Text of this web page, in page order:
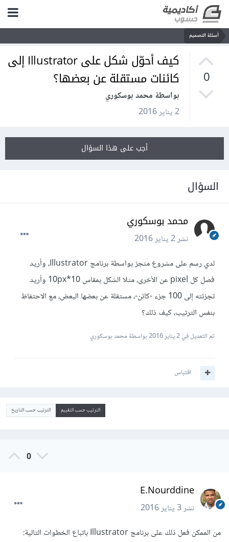
أسئلة التصميم
0
كيف أحوّل شكل على Illustrator إلى
كائنات مستقلة عن بعضها؟
بواسطة محمد بوسكوري
2 يناير 2016
أجب على هذا السؤال
السؤال
محمد بوسكوري
نشر2 يناير 2016
لدي رسم على مشروع منجز بواسطة برنامج Illustrator، وأريد
فصل كل pixel عن الأخرى، مثلا الشكل بمقاس 10*10px وأريد
تجزئته إلى 100 جزء -كائن-، مستقلة عن بعضها البعض، مع الاحتفاظ
بنفس الترتيب، كيف ذلك؟
تم التعديل في2 يناير 2016 بواسطة محمد بوسكوري
اقتباس
الترتيب حسب التقييم الترتيب حسب التاريخ
0
E.Nourddine
نشر3 يناير 2016
من الممكن فعل ذلك على برنامج Illustrator باتباع الخطوات التالية: